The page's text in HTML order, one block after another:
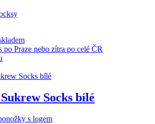
po Praze nebo zítra po celé ČR
Socks bílé
s logem